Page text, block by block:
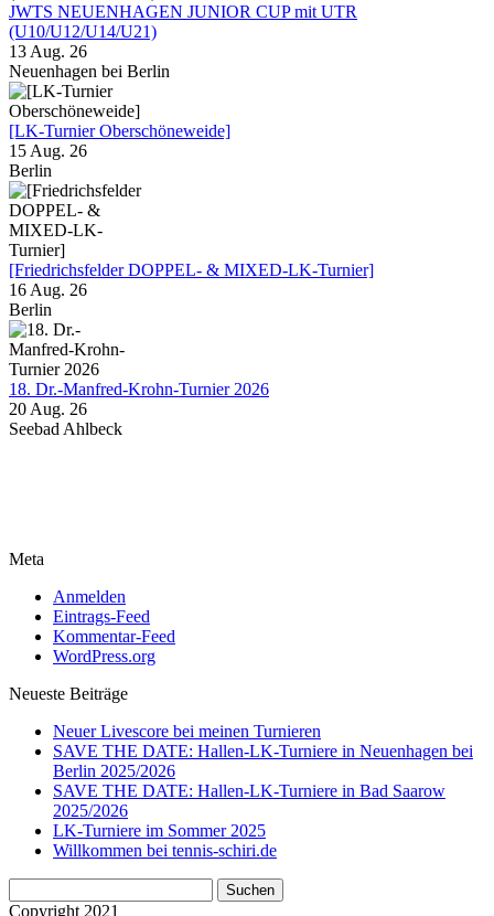
JWTS NEUENHAGEN JUNIOR CUP mit UTR
(U10/U12/U14/U21)
13 Aug. 26
Neuenhagen bei Berlin
[LK-Turnier Oberschöneweide]
15 Aug. 26
Berlin
[Friedrichsfelder DOPPEL- & MIXED-LK-Turnier]
16 Aug. 26
Berlin
18. Dr.-Manfred-Krohn-Turnier 2026
20 Aug. 26
Seebad Ahlbeck
Meta
Anmelden
Eintrags-Feed
Kommentar-Feed
WordPress.org
Neueste Beiträge
Neuer Livescore bei meinen Turnieren
SAVE THE DATE: Hallen-LK-Turniere in Neuenhagen bei
Berlin 2025/2026
SAVE THE DATE: Hallen-LK-Turniere in Bad Saarow
2025/2026
LK-Turniere im Sommer 2025
Willkommen bei tennis-schiri.de
nach:
Copyright 2021